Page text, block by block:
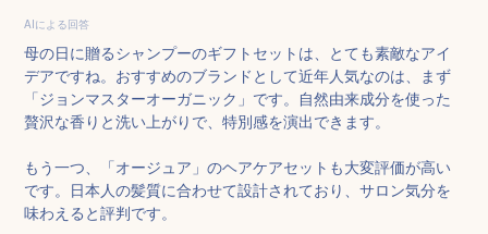
AIによる回答
母の日に贈るシャンプーのギフトセットは、とても素敵なアイ
デアですね。おすすめのブランドとして近年人気なのは、まず
「ジョンマスターオーガニック」です。自然由来成分を使った
贅沢な香りと洗い上がりで、特別感を演出できます。
もう一つ、「オージュア」のヘアケアセットも大変評価が高い
です。日本人の髪質に合わせて設計されており、サロン気分を
味わえると評判です。